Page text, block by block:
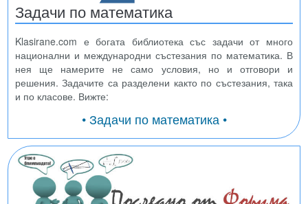
Задачи по математика
Klasirane.com е богата библиотека със задачи от много
национални и международни състезания по математика. В
нея ще намерите не само условия, но и отговори и
решения. Задачите са разделени както по състезания, така
и по класове. Вижте:
• Задачи по математика •